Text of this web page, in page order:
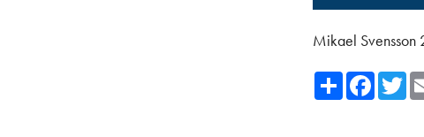
Mikael
Share